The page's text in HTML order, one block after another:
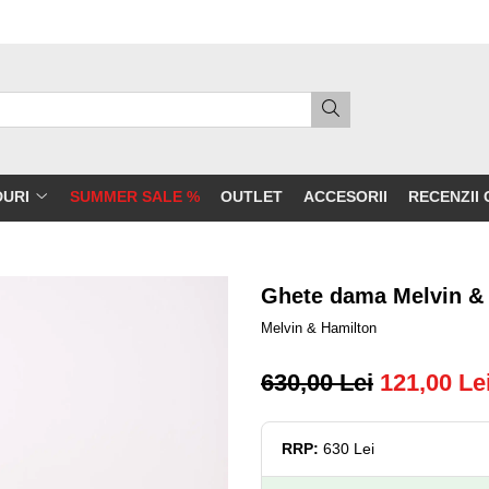
SUMMER SALE % OUTLET ACCESORII RECENZII
Ghete dama Melvin
Melvin & Hamilton
630,00 Lei 121,00
RRP: 630 Lei